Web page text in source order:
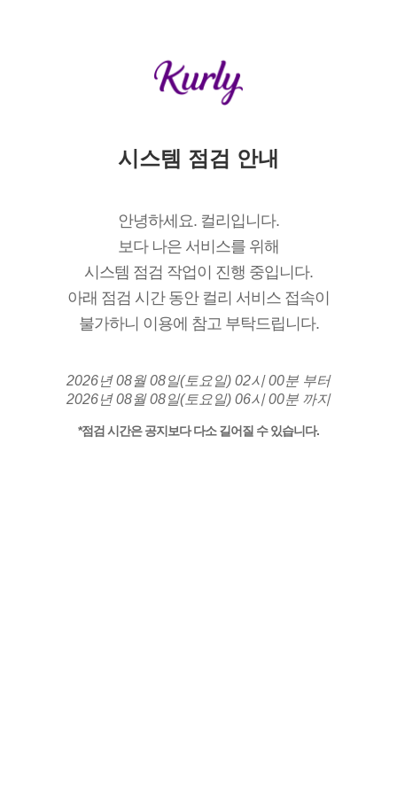
시스템 점검 안내
안녕하세요. 컬리입니다.
보다 나은 서비스를 위해
시스템 점검 작업이 진행 중입니다.
아래 점검 시간 동안 컬리 서비스 접속이
불가하니 이용에 참고 부탁드립니다.
2026년 08월 08일(토요일) 02시 00분 부터
2026년 08월 08일(토요일) 06시 00분 까지
*점검 시간은 공지보다 다소 길어질 수 있습니다.